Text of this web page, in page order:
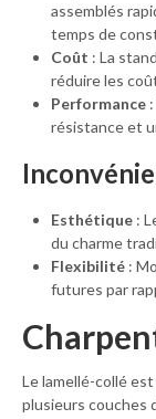
assemblés
temps de
Coût : La
réduire les
Performance
résistance et
Esthétique :
du charme
Flexibilité :
futures par
Le lamellé-collé est
plusieurs couches